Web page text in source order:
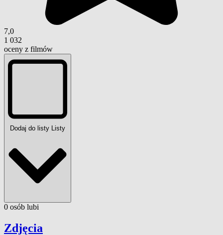
7,0
1 032
oceny z filmów
Dodaj do listy Listy
0 osób lubi
Zdjęcia